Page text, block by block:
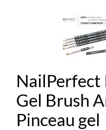
NailPerfect
Gel Brush
Pinceau gel